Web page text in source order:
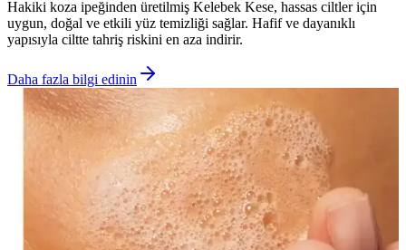
Hakiki koza ipeğinden üretilmiş Kelebek Kese, hassas ciltler için
uygun, doğal ve etkili yüz temizliği sağlar. Hafif ve dayanıklı
yapısıyla ciltte tahriş riskini en aza indirir.
Daha fazla bilgi edinin